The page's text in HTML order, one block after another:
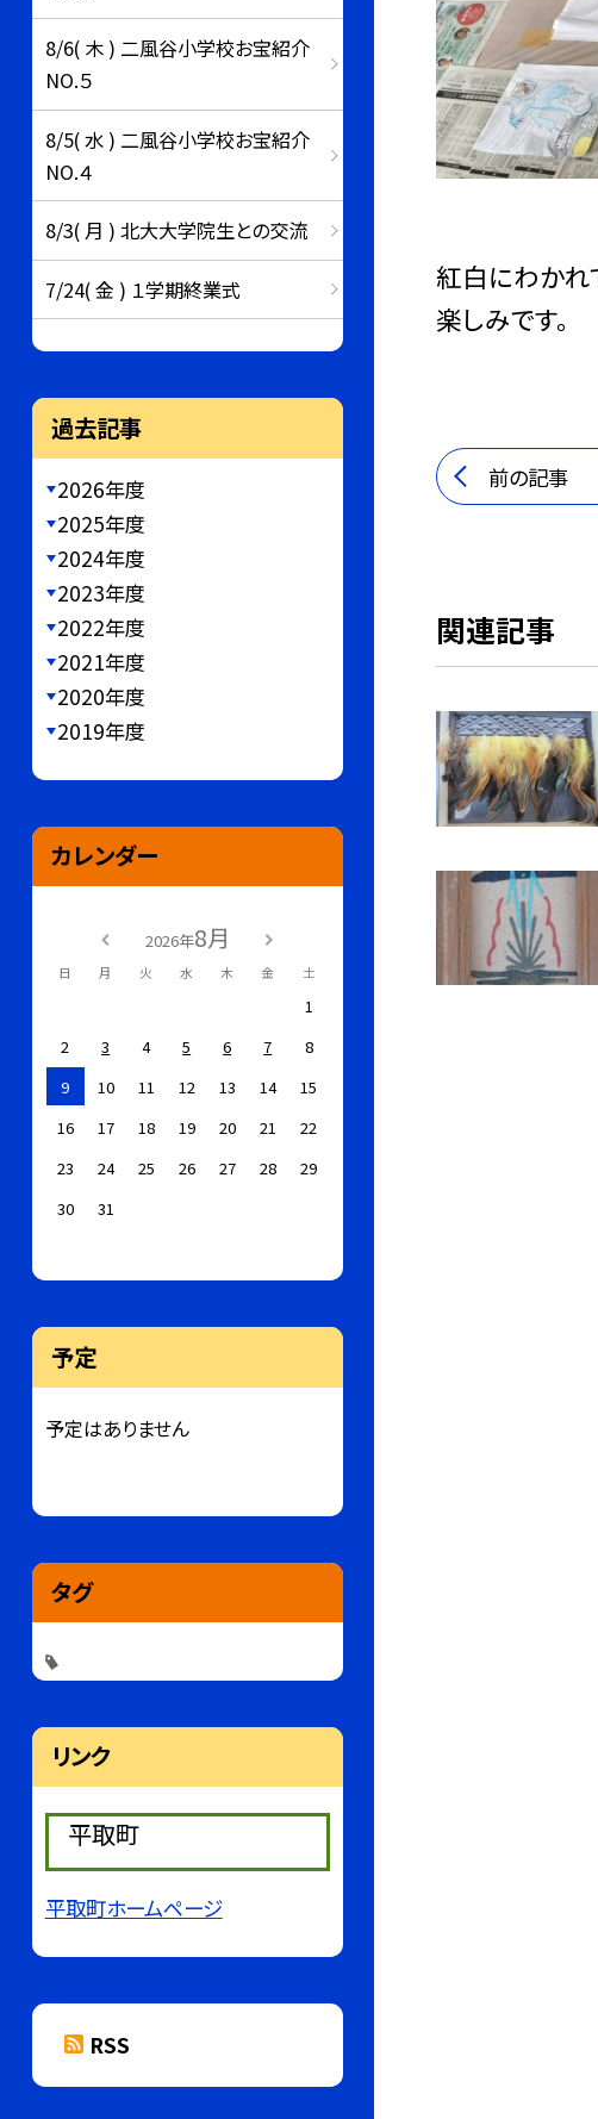
紅白にわかれ
楽しみです。
前の記事
関連記事
8/6( 木 ) 二風谷小学校お宝紹介
NO.５
8/5( 水 ) 二風谷小学校お宝紹介
NO.４
8/3( 月 ) 北大大学院生との交流
7/24( 金 ) １学期終業式
過去記事
2026年度
2025年度
2024年度
2023年度
2022年度
2021年度
2020年度
2019年度
カレンダー
2026年8月
日 月 火 水 木 金 土
1
2
3 4 5 6 7
8
9
10 11 12 13 14
15
16
17 18 19 20 21
22
23
24 25 26 27 28
29
30
31
予定
予定はありません
タグ
リンク
平取町
平取町ホームページ
RSS